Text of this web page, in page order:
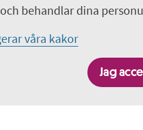
behandlar dina
våra kakor
Jag